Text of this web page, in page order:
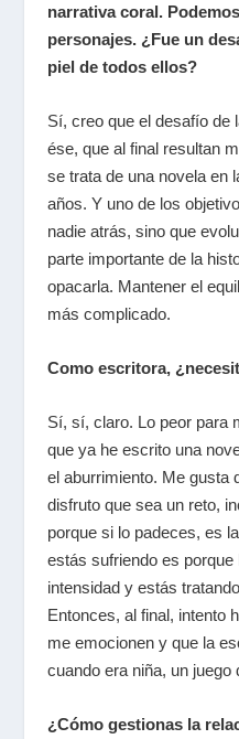
narrativa coral.
personajes. ¿Fue un
piel de todos ellos?
Sí, creo que el desafío de
ése, que al final resultan
se trata de una novela en
años. Y uno de los
nadie atrás, sino que
parte importante de la
opacarla. Mantener el
más complicado.
Como escritora,
Sí, sí, claro. Lo peor para
que ya he escrito una
el aburrimiento. Me gusta
disfruto que sea un reto,
porque si lo padeces, es
estás sufriendo es
intensidad y estás
Entonces, al final, intento
me emocionen y que la
cuando era niña, un juego
¿Cómo gestionas la